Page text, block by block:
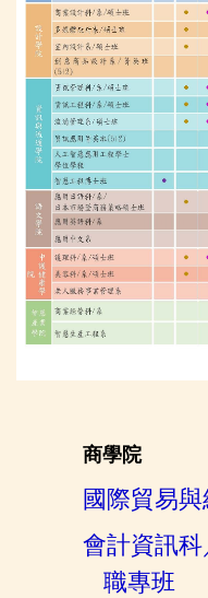
商學院
國際貿易
會計資訊
職專班